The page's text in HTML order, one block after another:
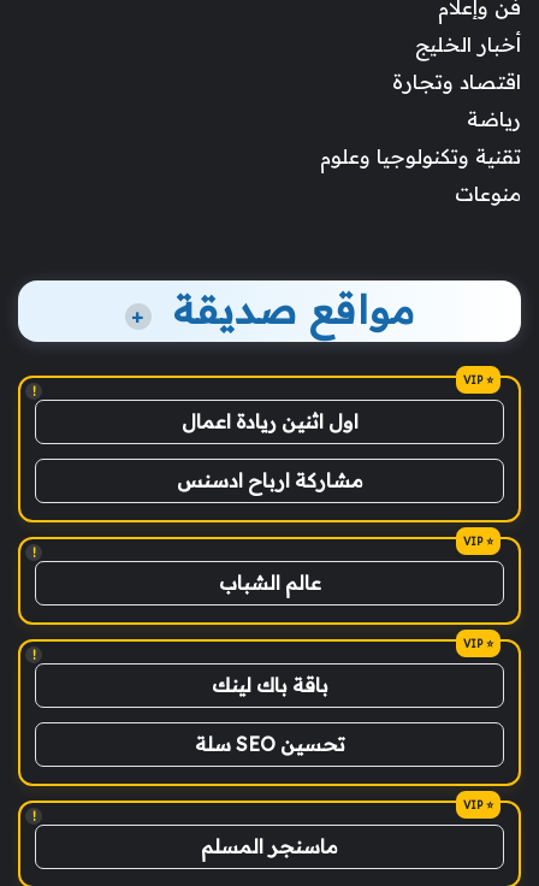
فن وإعلام
أخبار الخليج
اقتصاد وتجارة
رياضة
تقنية وتكنولوجيا وعلوم
منوعات
مواقع صديقة +
!
اول اثنين ريادة اعمال
مشاركة ارباح ادسنس
!
عالم الشباب
!
باقة باك لينك
تحسين SEO سلة
!
ماسنجر المسلم